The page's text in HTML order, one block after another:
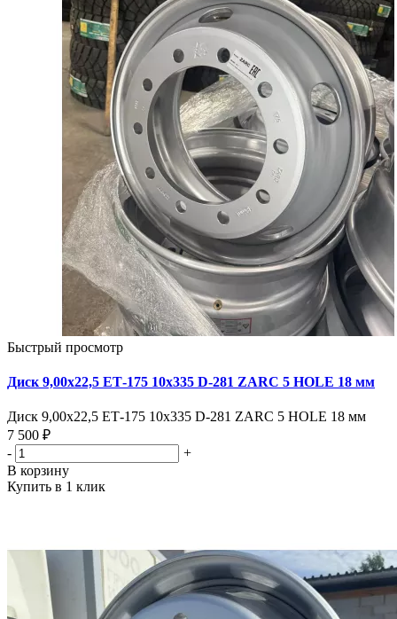
Быстрый просмотр
Диск 9,00х22,5 ЕТ-175 10х335 D-281 ZARC 5 HOLE 18 мм
Диск 9,00х22,5 ЕТ-175 10х335 D-281 ZARC 5 HOLE 18 мм
7 500 ₽
-
+
В корзину
Купить в 1 клик